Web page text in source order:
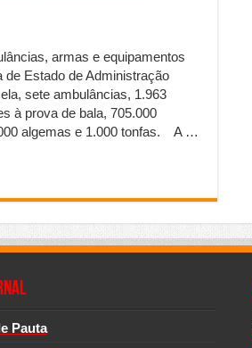
armas e equipamentos
Estado de Administração
sete ambulâncias, 1.963
à prova de bala, 705.000
algemas e 1.000 tonfas. A …
Pauta